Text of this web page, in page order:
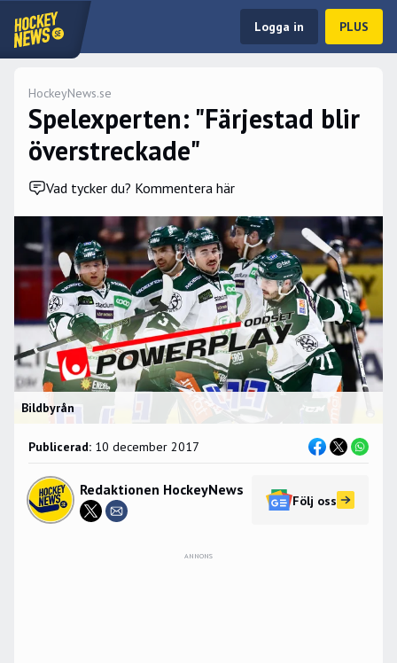
Logga in PLUS
HockeyNews.se
Spelexperten: "Färjestad blir
överstreckade"
Vad tycker du? Kommentera här
Bildbyrån
Publicerad: 10 december 2017
Redaktionen HockeyNews
Följ oss
ANNONS